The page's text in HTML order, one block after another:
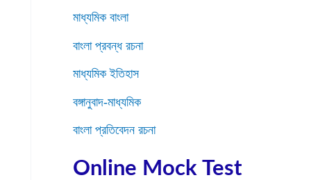
মাধ্যমিক বাংলা
বাংলা প্রবন্ধ রচনা
মাধ্যমিক ইতিহাস
বঙ্গানুবাদ-মাধ্যমিক
বাংলা প্রতিবেদন রচনা
Online Mock Test